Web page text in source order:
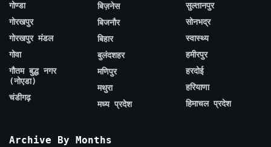
गोण्डा
गोरखपुर
गोरखपुर मंडल
गोवा
गौतम बुद्ध नगर
(नोएडा)
चंडीगढ़
बिज़नेस
बिजनौर
बिहार
बुलंदशहर
मणिपुर
मथुरा
मध्य प्रदेश
सुल्तानपुर
सोनभद्र
स्वास्थ्य
हमीरपुर
हरदोई
हरियाणा
हिमाचल प्रदेश
Archive By Months